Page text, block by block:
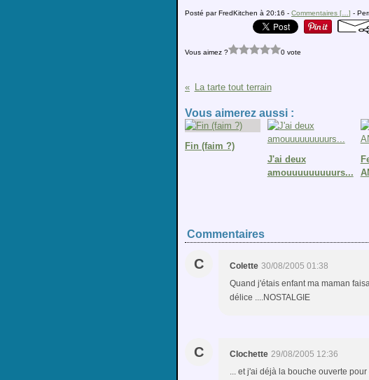
Posté par FredKitchen à 20:16 - Commentaires [ ] -
Vous aimez ? 0 vote
La tarte tout terrain
Vous aimerez aussi :
Fin (faim ?)
J'ai deux
amouuuuuuuuurs...
Commentaires
C Colette 30/08/2005 01:38
Quand j'étais enfant ma maman
délice ....NOSTALGIE
C Clochette 29/08/2005 12:36
... et j'ai déjà la bouche ouverte